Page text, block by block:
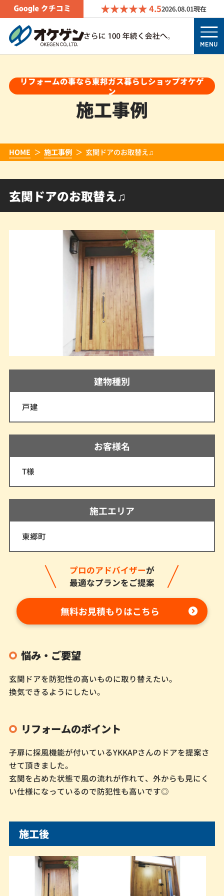
4.52026.08.01現在
MENU
リフォームの事なら東邦ガス暮らしショップオケゲ
ン
施工事例
HOME 施工事例 玄関ドアのお取替え♫
玄関ドアのお取替え♫
建物種別
戸建
お客様名
T様
施工エリア
東郷町
プロのアドバイザーが
最適なプランをご提案
無料お見積もりはこちら
悩み・ご要望
玄関ドアを防犯性の高いものに取り替えたい。
換気できるようにしたい。
リフォームのポイント
子扉に採風機能が付いているYKKAPさんのドアを提案さ
せて頂きました。
玄関を占めた状態で風の流れが作れて、外からも見にく
い仕様になっているので防犯性も高いです◎
施工後